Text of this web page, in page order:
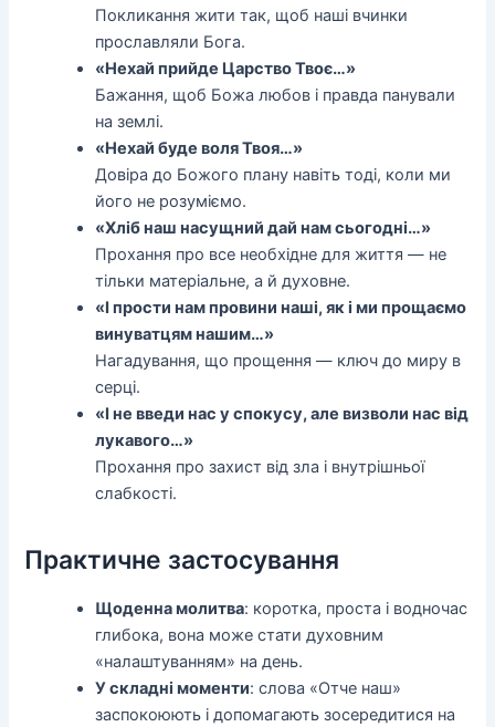
Покликання жити так, щоб наші вчинки
прославляли Бога.
«Нехай прийде Царство Твоє…»
Бажання, щоб Божа любов і правда панували
на землі.
«Нехай буде воля Твоя…»
Довіра до Божого плану навіть тоді, коли ми
його не розуміємо.
«Хліб наш насущний дай нам сьогодні…»
Прохання про все необхідне для життя — не
тільки матеріальне, а й духовне.
«І прости нам провини наші, як і ми прощаємо
винуватцям нашим…»
Нагадування, що прощення — ключ до миру в
серці.
«І не введи нас у спокусу, але визволи нас від
лукавого…»
Прохання про захист від зла і внутрішньої
слабкості.
Практичне застосування
Щоденна молитва: коротка, проста і водночас
глибока, вона може стати духовним
«налаштуванням» на день.
У складні моменти: слова «Отче наш»
заспокоюють і допомагають зосередитися на